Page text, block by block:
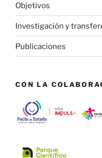
Objetivos
Investigación y
Publicaciones
CON LA